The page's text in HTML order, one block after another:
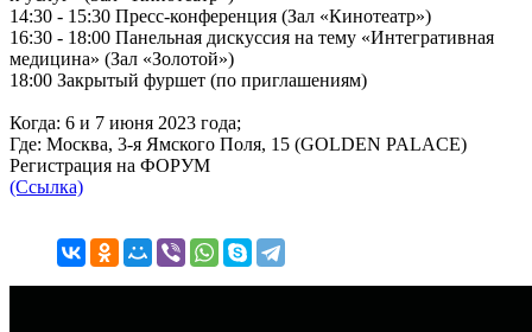
14:30 - 15:30 Пресс-конференция (Зал «Кинотеатр»)
16:30 - 18:00 Панельная дискуссия на тему «Интегративная
медицина» (Зал «Золотой»)
18:00 Закрытый фуршет (по приглашениям)
Когда: 6 и 7 июня 2023 года;
Где: Москва, 3-я Ямского Поля, 15 (GOLDEN PALACE)
Регистрация на ФОРУМ
(Ссылка)